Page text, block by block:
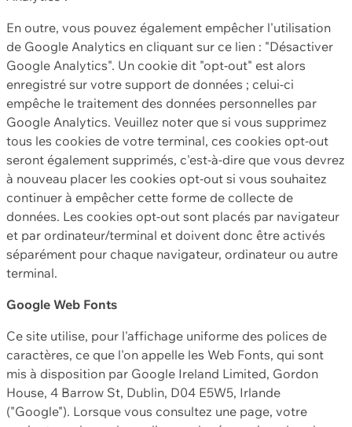
En outre, vous pouvez également empêcher l'utilisation
de Google Analytics en cliquant sur ce lien : "Désactiver
Google Analytics". Un cookie dit "opt-out" est alors
enregistré sur votre support de données ; celui-ci
empêche le traitement des données personnelles par
Google Analytics. Veuillez noter que si vous supprimez
tous les cookies de votre terminal, ces cookies opt-out
seront également supprimés, c'est-à-dire que vous devrez
à nouveau placer les cookies opt-out si vous souhaitez
continuer à empêcher cette forme de collecte de
données. Les cookies opt-out sont placés par navigateur
et par ordinateur/terminal et doivent donc être activés
séparément pour chaque navigateur, ordinateur ou autre
terminal.
Google Web Fonts
Ce site utilise, pour l'affichage uniforme des polices de
caractères, ce que l'on appelle les Web Fonts, qui sont
mis à disposition par Google Ireland Limited, Gordon
House, 4 Barrow St, Dublin, D04 E5W5, Irlande
("Google"). Lorsque vous consultez une page, votre